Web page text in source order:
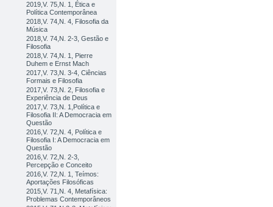
2019,V. 75,N. 1, Ética e
Política Contemporânea
2018,V. 74,N. 4, Filosofia da
Música
2018,V. 74,N. 2-3, Gestão e
Filosofia
2018,V. 74,N. 1, Pierre
Duhem e Ernst Mach
2017,V. 73,N. 3-4, Ciências
Formais e Filosofia
2017,V. 73,N. 2, Filosofia e
Experiência de Deus
2017,V. 73,N. 1,Política e
Filosofia II: A Democracia em
Questão
2016,V. 72,N. 4, Política e
Filosofia I: A Democracia em
Questão
2016,V. 72,N. 2-3,
Percepção e Conceito
2016,V. 72,N. 1, Teímos:
Aportações Filosóficas
2015,V. 71,N. 4, Metafísica:
Problemas Contemporâneos